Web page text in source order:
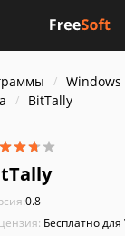
Windows
BitTally
0.8
Бесплатно для